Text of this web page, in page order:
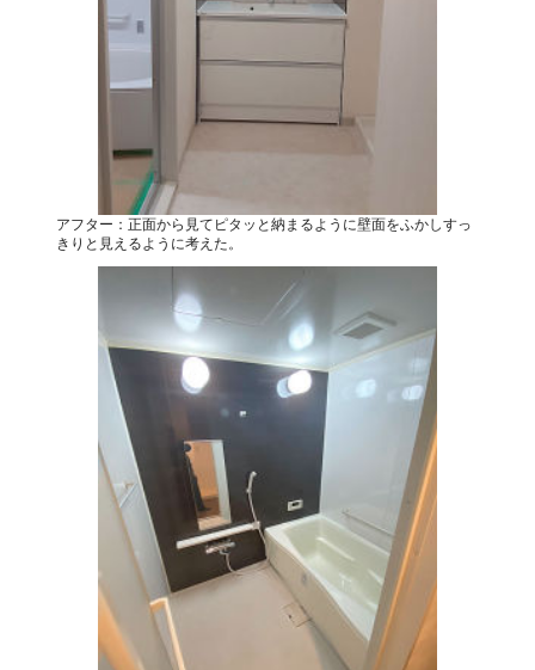
アフター：正面から見てピタッと納まるように壁面をふかしすっ
きりと見えるように考えた。